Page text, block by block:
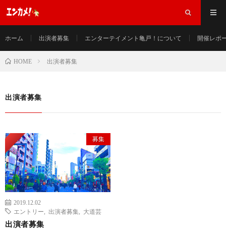
ホーム 出演者募集 エンターテイメント亀戸！について 開催レポ
HOME 出演者募集
出演者募集
募集
2019.12.02
エントリー
出演者募集 大道芸
出演者募集